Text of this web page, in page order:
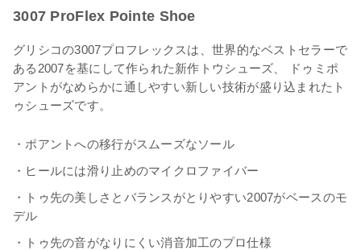
ゼント]バレ
ュリナー
3007 ProFlex Pointe Shoe
グリシコの3007プロフレックスは、世界的なベストセラーで
ある2007を基にして作られた新作トウシューズ、 ドゥミポ
アントがなめらかに通しやすい新しい技術が盛り込まれたト
ゥシューズです。
・ポアントへの移行がスムーズなソール
・ヒールには滑り止めのマイクロファイバー
・トゥ先の美しさとバランスがとりやすい2007がベースのモ
デル
・トゥ先の音がなりにくい消音加工のプロ仕様